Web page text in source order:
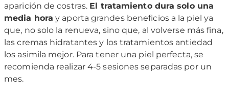
aparición de costras. El tratamiento dura solo una
media hora y aporta grandes beneficios a la piel ya
que, no solo la renueva, sino que, al volverse más fina,
las cremas hidratantes y los tratamientos antiedad
los asimila mejor. Para tener una piel perfecta, se
recomienda realizar 4-5 sesiones separadas por un
mes.